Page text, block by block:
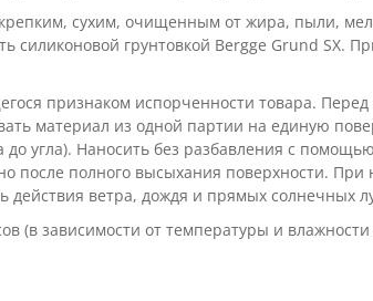
сухим, очищенным от жира, пыли,
грунтовкой Bergge Grund SX.
признаком испорченности товара.
материал из одной партии на единую
угла). Наносить без разбавления с
после полного высыхания поверхности.
ветра, дождя и прямых солнечных
зависимости от температуры и